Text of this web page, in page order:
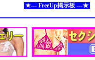
★--- FreeUp掲示板 ---★